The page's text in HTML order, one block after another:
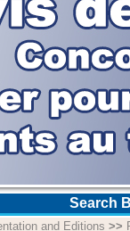
Search
and Editions >>